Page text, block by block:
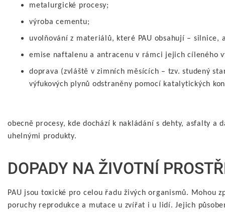
metalurgické procesy;
výroba cementu;
uvolňování z materiálů, které PAU obsahují – silnice,
emise naftalenu a antracenu v rámci jejich cíleného
doprava (zvláště v zimních měsících – tzv. studený
výfukových plynů odstraněny pomocí katalytických
obecně procesy, kde dochází k nakládání s dehty, asfalty a
uhelnými produkty.
DOPADY NA ŽIVOTNÍ
PAU jsou toxické pro celou řadu živých organismů. Mohou
poruchy reprodukce a mutace u zvířat i u lidí. Jejich